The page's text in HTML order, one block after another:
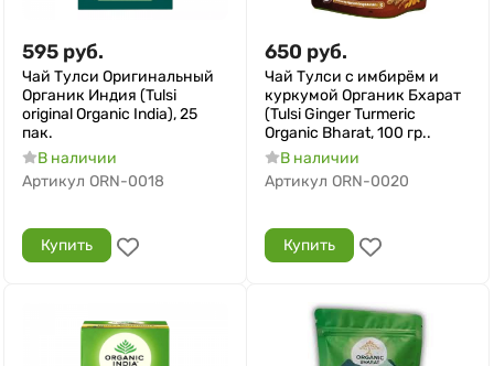
595 руб.
Чай Тулси Оригинальный
Органик Индия (Tulsi
original Organic India), 25
пак.
В наличии
Артикул ORN-0018
Купить
650 руб.
Чай Тулси с имбирём и
куркумой Органик Бхарат
(Tulsi Ginger Turmeric
Organic Bharat, 100 гр..
В наличии
Артикул ORN-0020
Купить